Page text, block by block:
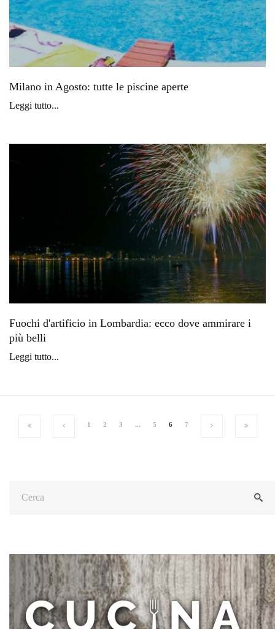
Milano in Agosto: tutte le piscine aperte
Leggi tutto...
Fuochi d'artificio in Lombardia: ecco dove ammirare i
più belli
Leggi tutto...
1 2 3 ... 5 6 7